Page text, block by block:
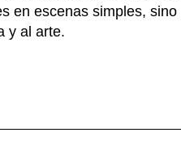
en escenas simples,
y al arte.